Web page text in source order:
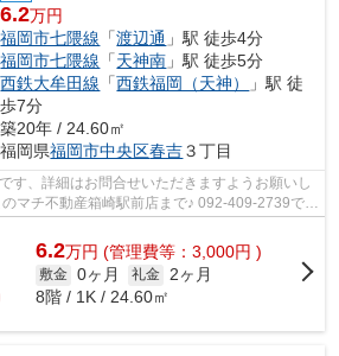
6.2万円
福岡市七隈線 「渡辺通 」駅 徒歩4分
福岡市七隈線 「天神南 」駅 徒歩5分
西鉄大牟田線 「西鉄福岡（天神）
」駅 徒
歩7分
築20年 / 24.60㎡
福岡県福岡市中央区春吉３丁目
す、詳細はお問合せいただきますようお願いし
マチ不動産箱崎駅前店まで♪ 092-409-2739で
！！！♪
6.2万円 (管理費等：3,000円 )
敷金 0ヶ月 礼金 2ヶ月
8階 / 1K / 24.60㎡